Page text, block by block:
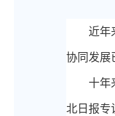
近年
协同发展
十年
北日报专